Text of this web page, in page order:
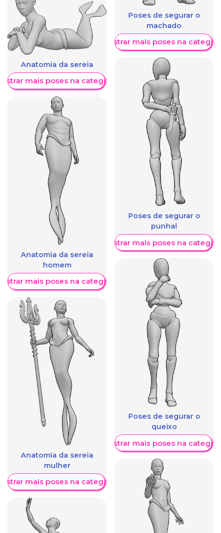
Anatomia da sereia
mais poses na categoria
Anatomia da sereia
homem
mais poses na categoria
Anatomia da sereia
mulher
mais poses na categoria
Poses de segurar o
machado
Mostrar mais poses na
Poses de segurar o
punhal
Mostrar mais poses na
Poses de segurar o
queixo
Mostrar mais poses na